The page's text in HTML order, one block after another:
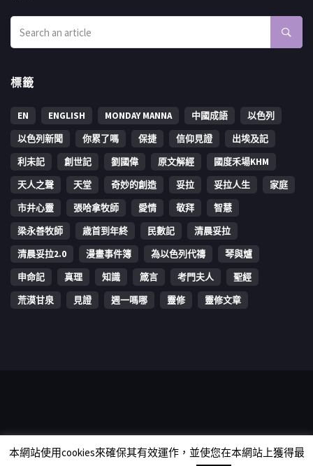
標籤
EN ENGLISH MONDAY MANNA 中國成語
以色列
以色列新聞
你累了嗎 保捷 信仰見證
出埃及記
利未記
創世記 劉國偉 原文解經
國度禾場KHM
天人之聲
天堂 奇妙的創造 妥拉 妥拉人生
家庭
市井心靈
張哈拿牧師 愛情 敬拜
智慧
梁永善牧師
歳首到年終 民數記
清晨妥拉
清晨妥拉2.0
漫畫事件簿 為以色列代禱
琴與爐
申命記
真理 知識 箴言 考門夫人
聖經
荒漠甘泉
見證 週一嗎哪 靈修 靈修文章
rights reserved.
本網站使用cookies來確保其有效運作，並使您在本網站上獲得最